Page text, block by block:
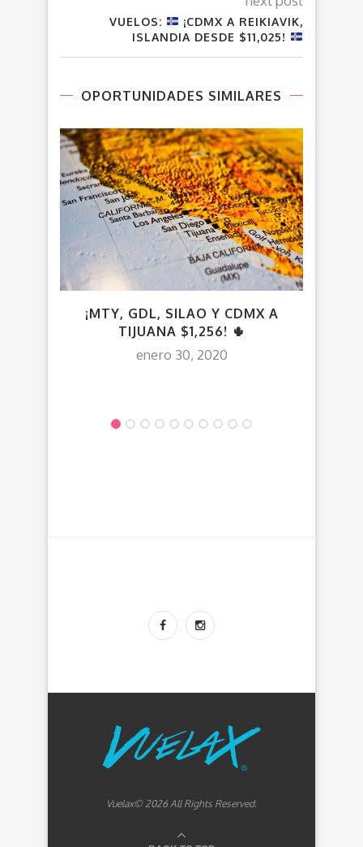
VUELOS:
¡CDMX A REIKIAVIK,
ISLANDIA DESDE $11,025!
OPORTUNIDADES SIMILARES
¡MTY, GDL, SILAO Y CDMX A
TIJUANA $1,256! 🌵
enero 30, 2020
Vuelax© 2026 All Rights Reserved.